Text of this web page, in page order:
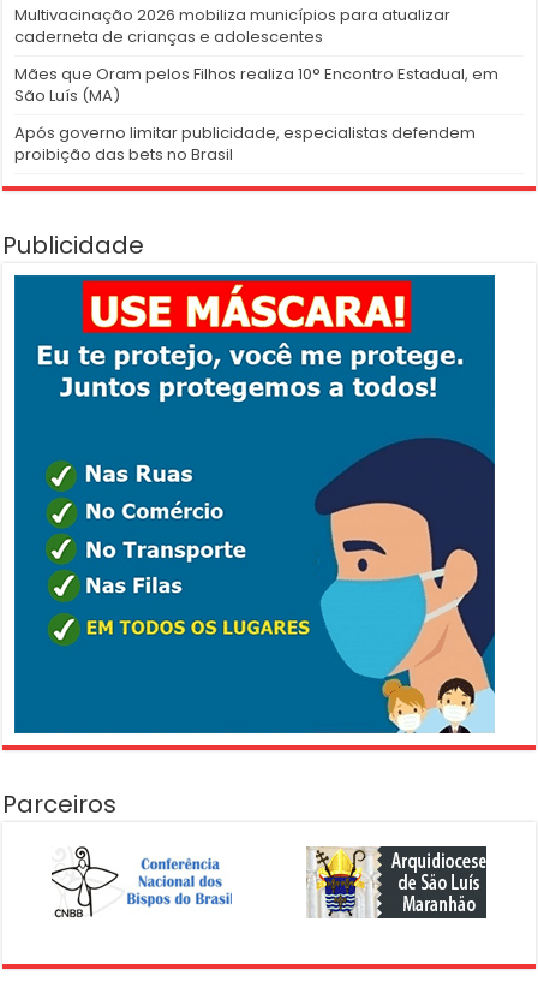
Multivacinação 2026 mobiliza municípios para atualizar
caderneta de crianças e adolescentes
Mães que Oram pelos Filhos realiza 10° Encontro Estadual, em
São Luís (MA)
Após governo limitar publicidade, especialistas defendem
proibição das bets no Brasil
Publicidade
Parceiros